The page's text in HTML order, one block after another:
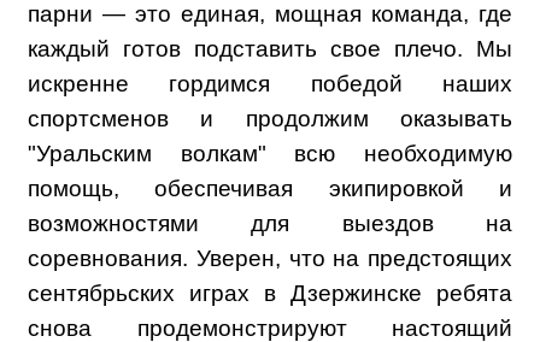
парни — это единая, мощная команда, где
каждый готов подставить свое плечо. Мы
искренне гордимся победой наших
спортсменов и продолжим оказывать
"Уральским волкам" всю необходимую
помощь, обеспечивая экипировкой и
возможностями для выездов на
соревнования. Уверен, что на предстоящих
сентябрьских играх в Дзержинске ребята
снова продемонстрируют настоящий